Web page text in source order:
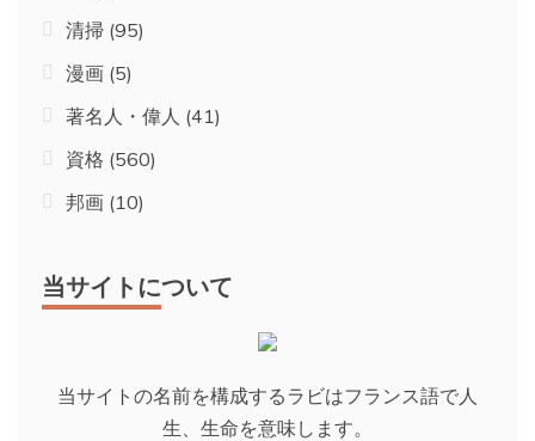
清掃 (95)
漫画 (5)
著名人・偉人 (41)
資格 (560)
邦画 (10)
当サイトについて
当サイトの名前を構成するラビはフランス語で人
生、生命を意味します。